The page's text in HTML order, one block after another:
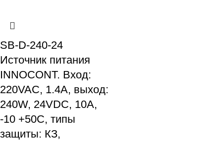
SB-D-240-24
Источник питания
INNOCONT. Вход:
220VAC, 1.4А, выход:
240W, 24VDC, 10A,
-10 +50С, типы
защиты: КЗ,